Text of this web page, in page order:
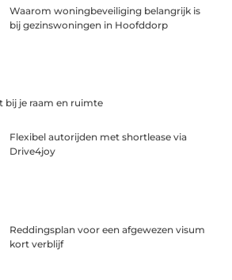
Waarom woningbeveiliging belangrijk is
bij gezinswoningen in Hoofddorp
bij je raam en ruimte
Flexibel autorijden met shortlease via
Drive4joy
Reddingsplan voor een afgewezen visum
kort verblijf